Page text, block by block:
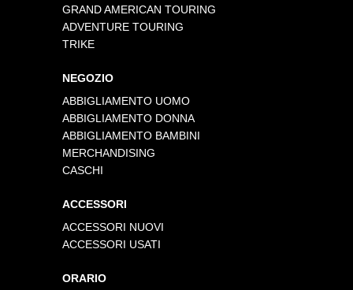
GRAND AMERICAN TOURING
ADVENTURE TOURING
TRIKE
NEGOZIO
ABBIGLIAMENTO UOMO
ABBIGLIAMENTO DONNA
ABBIGLIAMENTO BAMBINI
MERCHANDISING
CASCHI
ACCESSORI
ACCESSORI NUOVI
ACCESSORI USATI
ORARIO